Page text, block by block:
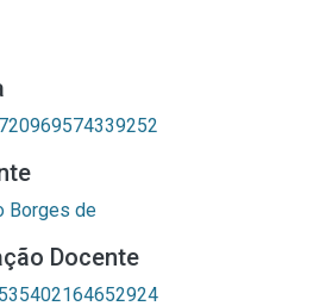
Borges de
Docente